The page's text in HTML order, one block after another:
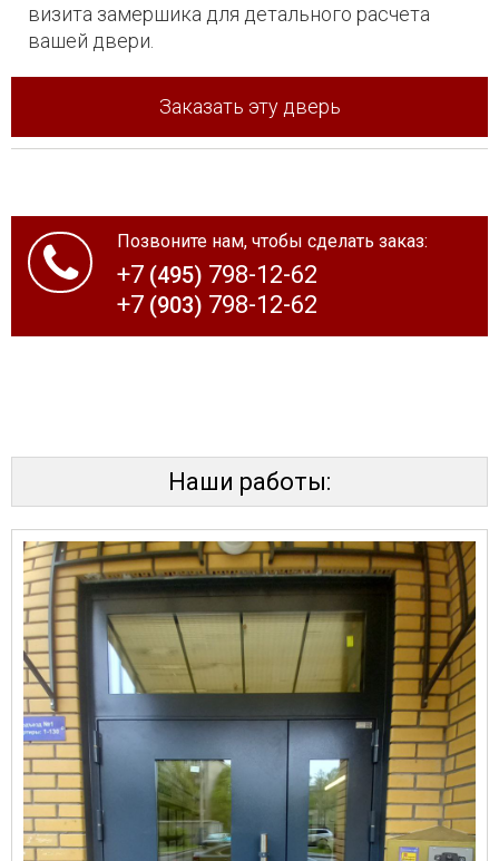
визита замершика для детального расчета
вашей двери.
Заказать эту дверь
Позвоните нам, чтобы сделать заказ:
+7 (495) 798-12-62
+7 (903) 798-12-62
Наши работы: